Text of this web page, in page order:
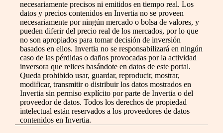
necesariamente precisos ni emitidos en tiempo real. Los
datos y precios contenidos en Invertia no se proveen
necesariamente por ningún mercado o bolsa de valores, y
pueden diferir del precio real de los mercados, por lo que
no son apropiados para tomar decisión de inversión
basados en ellos. Invertia no se responsabilizará en ningún
caso de las pérdidas o daños provocadas por la actividad
inversora que relices basándote en datos de este portal.
Queda prohibido usar, guardar, reproducir, mostrar,
modificar, transmitir o distribuir los datos mostrados en
Invertia sin permiso explícito por parte de Invertia o del
proveedor de datos. Todos los derechos de propiedad
intelectual están reservados a los proveedores de datos
contenidos en Invertia.